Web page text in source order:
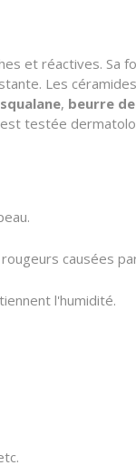
et réactives. Sa
Les
squalane, beurre
testée
causées
l'humidité.